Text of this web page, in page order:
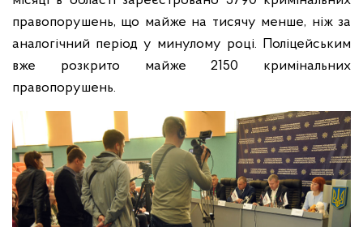
правопорушень, що майже на тисячу менше, ніж за
аналогічний період у минулому році. Поліцейським
вже розкрито майже 2150 кримінальних
правопорушень.